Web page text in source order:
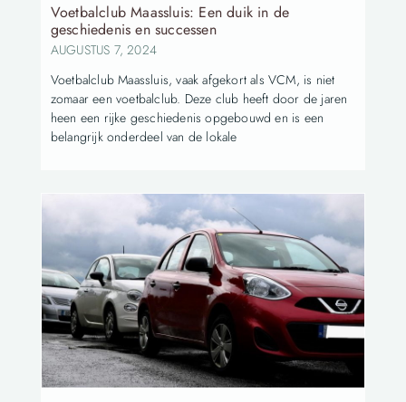
Voetbalclub Maassluis: Een duik in de
geschiedenis en successen
AUGUSTUS 7, 2024
Voetbalclub Maassluis, vaak afgekort als VCM, is niet
zomaar een voetbalclub. Deze club heeft door de jaren
heen een rijke geschiedenis opgebouwd en is een
belangrijk onderdeel van de lokale